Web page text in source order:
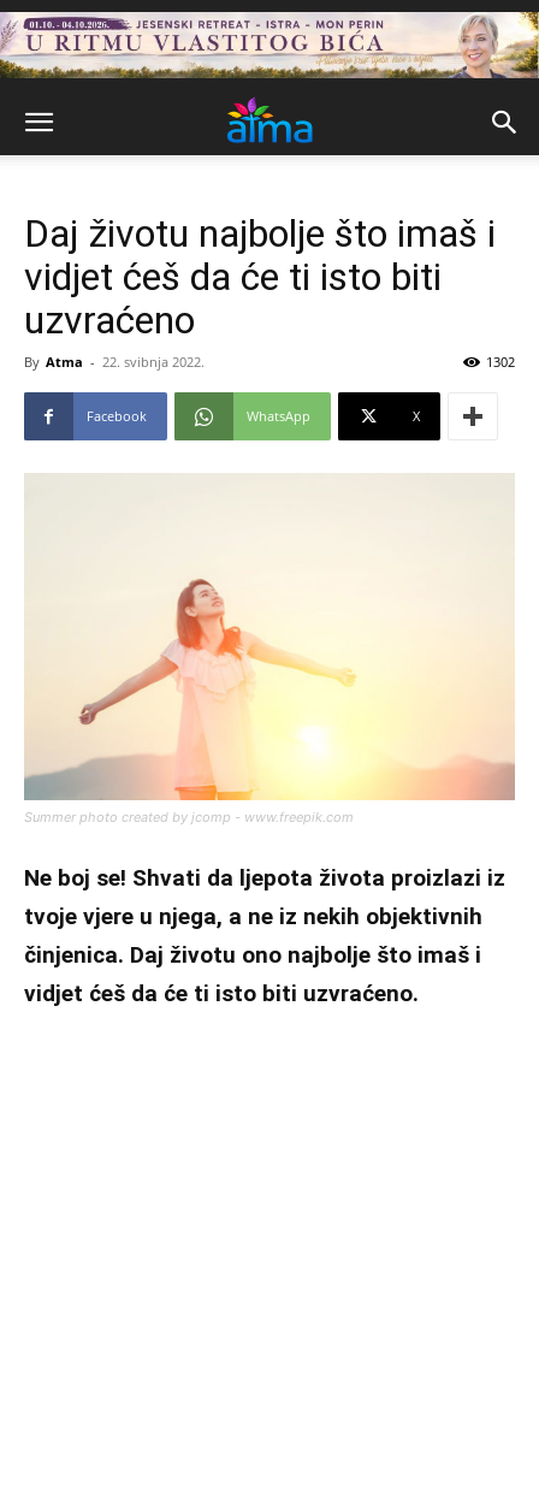
Daj životu najbolje što imaš i
vidjet ćeš da će ti isto biti
uzvraćeno
By Atma - 22. svibnja 2022. 1302
Facebook WhatsApp X
Summer photo created by jcomp - www.freepik.com
Ne boj se! Shvati da ljepota života proizlazi iz
tvoje vjere u njega, a ne iz nekih objektivnih
činjenica. Daj životu ono najbolje što imaš i
vidjet ćeš da će ti isto biti uzvraćeno.